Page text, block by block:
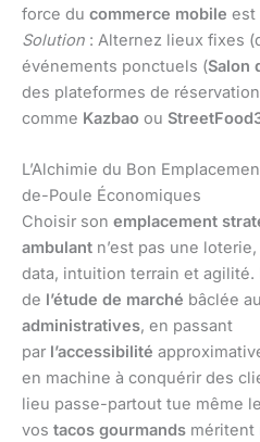
force du commerce mobile est
Solution : Alternez lieux fixes
événements ponctuels (Salon
des plateformes de réservation
comme Kazbao ou
L’Alchimie du Bon
de-Poule Économiques
Choisir son emplacement
ambulant n’est pas une
data, intuition terrain et agilité.
de l’étude de marché bâclée
administratives, en passant
par l’accessibilité
en machine à conquérir des
lieu passe-partout tue même
vos tacos gourmands méritent